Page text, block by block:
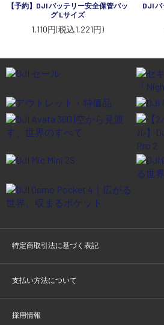
講習会･国家資格･WEBセミナー
定期配信!
サポート・Q&A / 法人・学生のお客様
取扱店舗一
SEKIDO
コーポレートサ
SEKIDO 会社概
【予約】DJI バッテリー安全保管バッ
グ Lサイズ
1,110円(税込1,221円)
DJI
特定商取引法に基づく表記
支払い方法について
採用情報